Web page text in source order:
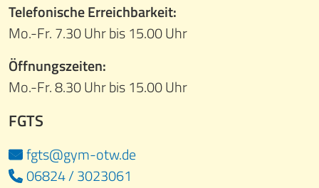
Telefonische Erreichbarkeit:
Mo.-Fr. 7.30 Uhr bis 15.00 Uhr
Öffnungszeiten:
Mo.-Fr. 8.30 Uhr bis 15.00 Uhr
FGTS
fgts@gym-otw.de
06824 / 3023061